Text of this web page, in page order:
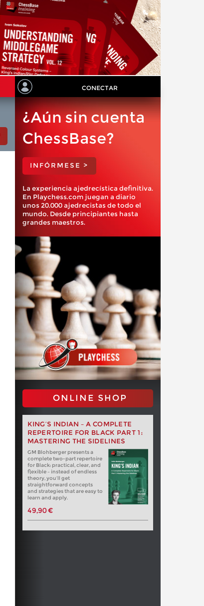
CONECTAR
¿Aún sin cuenta
ChessBase?
INFÓRMESE >
La experiencia ajedrecística definitiva.
En Playchess.com juegan a diario
unos 20.000 ajedrecistas de todo el
mundo. Desde principiantes hasta
grandes maestros.
ONLINE SHOP
KING’S INDIAN – A COMPLETE
REPERTOIRE FOR BLACK PART 1:
MASTERING THE SIDELINES
GM Blohberger presents a
complete two-part repertoire
for Black: practical, clear, and
flexible – instead of endless
theory, you’ll get
straightforward concepts
and strategies that are easy to
learn and apply.
49,90 €